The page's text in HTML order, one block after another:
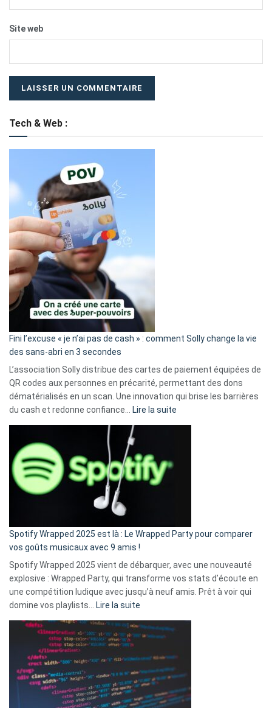
Site web
Tech & Web :
Fini l’excuse « je n’ai pas de cash » : comment Solly change la vie
des sans-abri en 3 secondes
L’association Solly distribue des cartes de paiement équipées de
QR codes aux personnes en précarité, permettant des dons
dématérialisés en un scan. Une innovation qui brise les barrières
du cash et redonne confiance…
Lire la suite
»
Solly
change
la
des
3
secondes
Spotify Wrapped 2025 est là : Le Wrapped Party pour comparer
vos goûts musicaux avec 9 amis !
Spotify Wrapped 2025 vient de débarquer, avec une nouveauté
explosive : Wrapped Party, qui transforme vos stats d’écoute en
une compétition ludique avec jusqu’à neuf amis. Prêt à voir qui
domine vos playlists…
Lire la suite
Wrapped
est
là
:
Le